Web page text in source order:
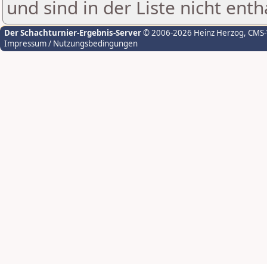
und sind in der Liste nicht
Der Schachturnier-Ergebnis-Server© 2006-2026 Heinz Herzog,
Impressum / Nutzungsbedingungen